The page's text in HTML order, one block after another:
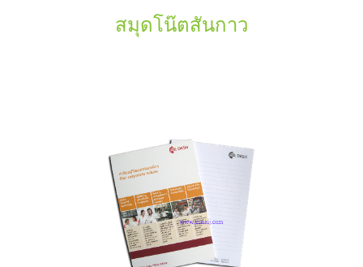
สมุดโน๊ตสันกาว